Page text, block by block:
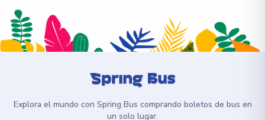
Explora el mundo con Spring Bus comprando boletos de bus en
un solo lugar.